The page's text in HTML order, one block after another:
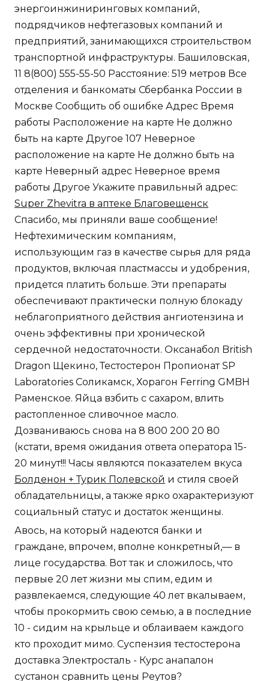
энергоинжиниринговых компаний,
подрядчиков нефтегазовых компаний и
предприятий, занимающихся строительством
транспортной инфраструктуры. Башиловская,
11 8(800) 555-55-50 Расстояние: 519 метров Все
отделения и банкоматы Сбербанка России в
Москве Сообщить об ошибке Адрес Время
работы Расположение на карте Не должно
быть на карте Другое 107 Неверное
расположение на карте Не должно быть на
карте Неверный адрес Неверное время
работы Другое Укажите правильный адрес:
Super Zhevitra в аптеке Благовещенск
Спасибо, мы приняли ваше сообщение!
Нефтехимическим компаниям,
использующим газ в качестве сырья для ряда
продуктов, включая пластмассы и удобрения,
придется платить больше. Эти препараты
обеспечивают практически полную блокаду
неблагоприятного действия ангиотензина и
очень эффективны при хронической
сердечной недостаточности. Оксанабол British
Dragon Щекино, Тестостерон Пропионат SP
Laboratories Соликамск, Хорагон Ferring GMBH
Раменское. Яйца взбить с сахаром, влить
растопленное сливочное масло.
Дозваниваюсь снова на 8 800 200 20 80
(кстати, время ожидания ответа оператора 15-
20 минут!!! Часы являются показателем вкуса
Болденон + Турик Полевской и стиля своей
обладательницы, а также ярко охарактеризуют
социальный статус и достаток женщины.
Авось, на который надеются банки и
граждане, впрочем, вполне конкретный,— в
лице государства. Вот так и сложилось, что
первые 20 лет жизни мы спим, едим и
развлекаемся, следующие 40 лет вкалываем,
чтобы прокормить свою семью, а в последние
10 - сидим на крыльце и облаиваем каждого
кто проходит мимо. Суспензия тестостерона
доставка Электросталь - Курс анапалон
сустанон сравнить цены Реутов?